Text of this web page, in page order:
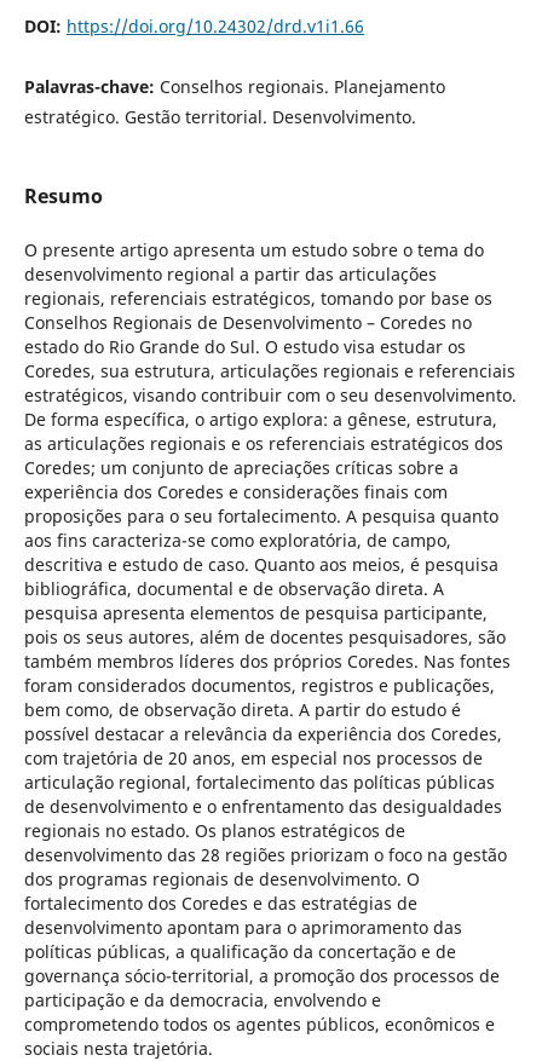
DOI: https://doi.org/10.24302/drd.v1i1.66
Palavras-chave: Conselhos regionais. Planejamento
estratégico. Gestão territorial. Desenvolvimento.
Resumo
O presente artigo apresenta um estudo sobre o tema do
desenvolvimento regional a partir das articulações
regionais, referenciais estratégicos, tomando por base os
Conselhos Regionais de Desenvolvimento – Coredes no
estado do Rio Grande do Sul. O estudo visa estudar os
Coredes, sua estrutura, articulações regionais e referenciais
estratégicos, visando contribuir com o seu desenvolvimento.
De forma específica, o artigo explora: a gênese, estrutura,
as articulações regionais e os referenciais estratégicos dos
Coredes; um conjunto de apreciações críticas sobre a
experiência dos Coredes e considerações finais com
proposições para o seu fortalecimento. A pesquisa quanto
aos fins caracteriza-se como exploratória, de campo,
descritiva e estudo de caso. Quanto aos meios, é pesquisa
bibliográfica, documental e de observação direta. A
pesquisa apresenta elementos de pesquisa participante,
pois os seus autores, além de docentes pesquisadores, são
também membros líderes dos próprios Coredes. Nas fontes
foram considerados documentos, registros e publicações,
bem como, de observação direta. A partir do estudo é
possível destacar a relevância da experiência dos Coredes,
com trajetória de 20 anos, em especial nos processos de
articulação regional, fortalecimento das políticas públicas
de desenvolvimento e o enfrentamento das desigualdades
regionais no estado. Os planos estratégicos de
desenvolvimento das 28 regiões priorizam o foco na gestão
dos programas regionais de desenvolvimento. O
fortalecimento dos Coredes e das estratégias de
desenvolvimento apontam para o aprimoramento das
políticas públicas, a qualificação da concertação e de
governança sócio-territorial, a promoção dos processos de
participação e da democracia, envolvendo e
comprometendo todos os agentes públicos, econômicos e
sociais nesta trajetória.